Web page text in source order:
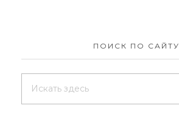
ПОИСК ПО САЙТУ